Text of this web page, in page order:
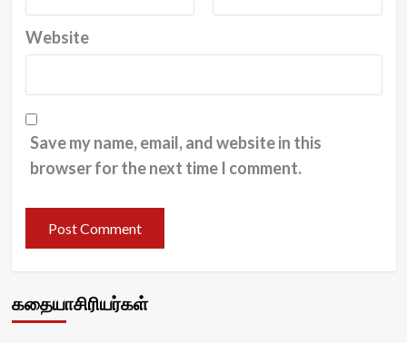
Website
Save my name, email, and website in this
browser for the next time I comment.
கதையாசிரியர்கள்